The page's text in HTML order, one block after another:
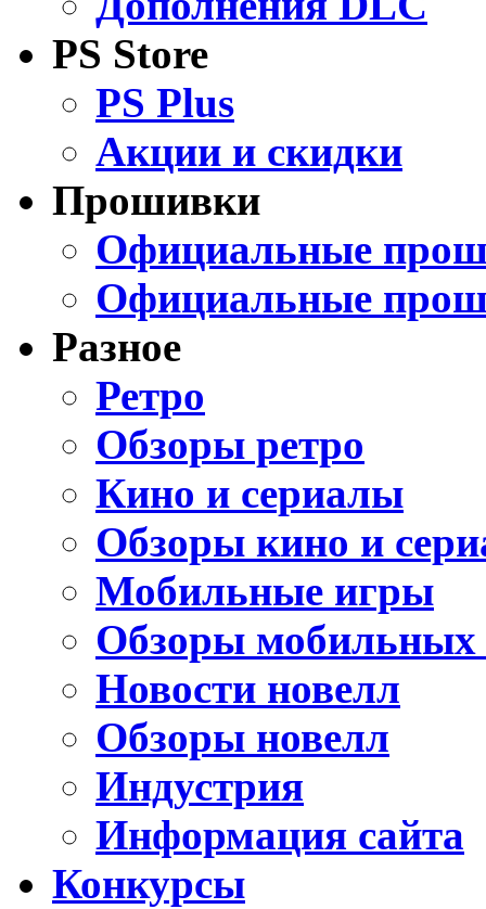
PS Store
PS Plus
Акции и скидки
Прошивки
Официальные
Официальные
Разное
Ретро
Обзоры ретро
Кино и сериалы
Обзоры кино и
Мобильные игры
Обзоры мобильных
Новости новелл
Обзоры новелл
Индустрия
Информация сайта
Конкурсы